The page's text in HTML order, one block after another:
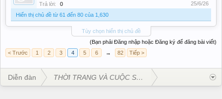
Trả lời:
0
25/6/26
Hiển thị chủ đề từ 61 đến 80 của 1,630
Tùy chọn hiển thị chủ đề
(Bạn phải Đăng nhập hoặc Đăng ký để đăng bài viết)
< Trước
1 2 3 4 5 6 → 82 Tiếp >
Diễn đàn THỜI TRANG VÀ CUỘC SỐNG